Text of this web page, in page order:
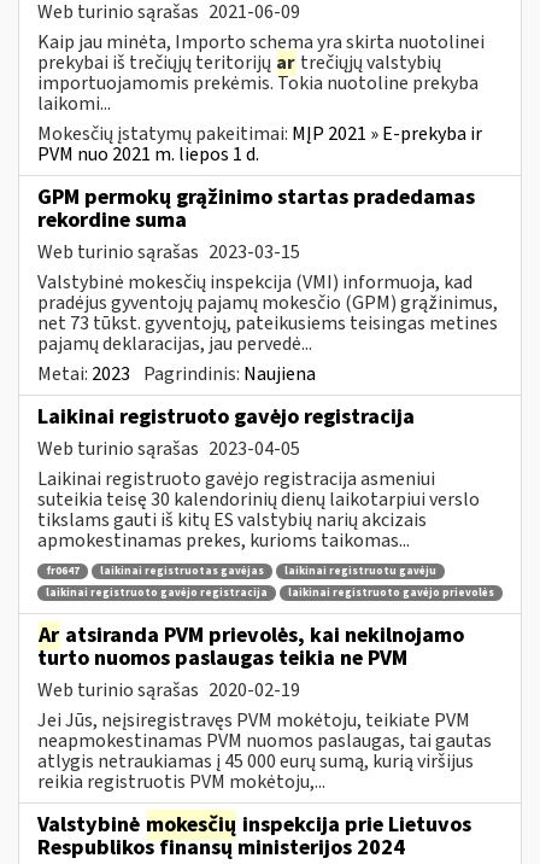
Web turinio sąrašas 2021-06-09
Kaip jau minėta, Importo schema yra skirta nuotolinei
prekybai iš trečiųjų teritorijų ar trečiųjų valstybių
importuojamomis prekėmis. Tokia nuotoline prekyba
laikomi...
Mokesčių įstatymų pakeitimai: MĮP 2021 » E-prekyba ir
PVM nuo 2021 m. liepos 1 d.
GPM permokų grąžinimo startas pradedamas
rekordine suma
Web turinio sąrašas 2023-03-15
Valstybinė mokesčių inspekcija (VMI) informuoja, kad
pradėjus gyventojų pajamų mokesčio (GPM) grąžinimus,
net 73 tūkst. gyventojų, pateikusiems teisingas metines
pajamų deklaracijas, jau pervedė...
Metai: 2023 Pagrindinis: Naujiena
Laikinai registruoto gavėjo registracija
Web turinio sąrašas 2023-04-05
Laikinai registruoto gavėjo registracija asmeniui
suteikia teisę 30 kalendorinių dienų laikotarpiui verslo
tikslams gauti iš kitų ES valstybių narių akcizais
apmokestinamas prekes, kurioms taikomas...
fr0647 laikinai registruotas gavėjas
laikinai registruotu gavėju
laikinai registruoto gavėjo registracija
laikinai registruoto gavėjo prievolės
Ar atsiranda PVM prievolės, kai nekilnojamo
turto nuomos paslaugas teikia ne PVM
Web turinio sąrašas 2020-02-19
Jei Jūs, neįsiregistravęs PVM mokėtoju, teikiate PVM
neapmokestinamas PVM nuomos paslaugas, tai gautas
atlygis netraukiamas į 45 000 eurų sumą, kurią viršijus
reikia registruotis PVM mokėtoju,...
Valstybinė mokesčių inspekcija prie Lietuvos
Respublikos finansų ministerijos 2024